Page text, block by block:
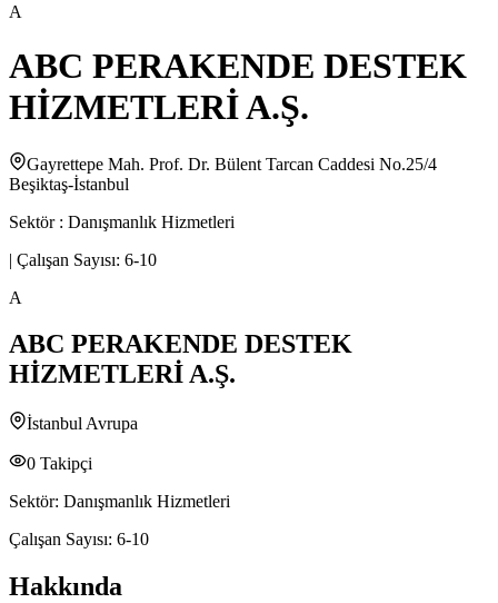
A
ABC PERAKENDE DESTEK
HİZMETLERİ A.Ş.
Gayrettepe Mah. Prof. Dr. Bülent Tarcan Caddesi No.25/4
Beşiktaş-İstanbul
Sektör : Danışmanlık Hizmetleri
| Çalışan Sayısı: 6-10
A
ABC PERAKENDE DESTEK
HİZMETLERİ A.Ş.
İstanbul Avrupa
0 Takipçi
Sektör: Danışmanlık Hizmetleri
Çalışan Sayısı: 6-10
Hakkında